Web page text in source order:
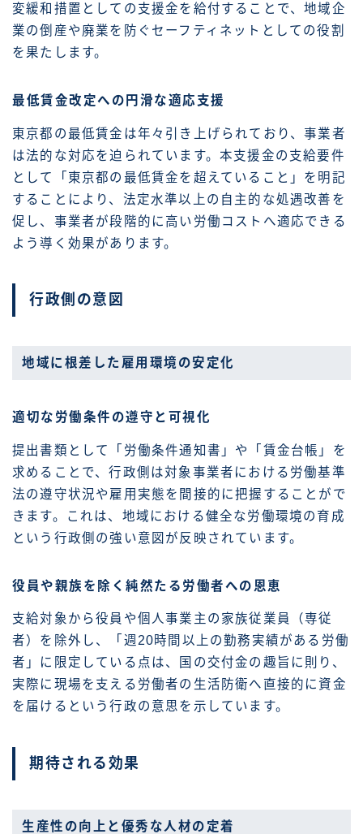
変緩和措置としての支援金を給付することで、地域企
業の倒産や廃業を防ぐセーフティネットとしての役割
を果たします。
最低賃金改定への円滑な適応支援
東京都の最低賃金は年々引き上げられており、事業者
は法的な対応を迫られています。本支援金の支給要件
として「東京都の最低賃金を超えていること」を明記
することにより、法定水準以上の自主的な処遇改善を
促し、事業者が段階的に高い労働コストへ適応できる
よう導く効果があります。
行政側の意図
地域に根差した雇用環境の安定化
適切な労働条件の遵守と可視化
提出書類として「労働条件通知書」や「賃金台帳」を
求めることで、行政側は対象事業者における労働基準
法の遵守状況や雇用実態を間接的に把握することがで
きます。これは、地域における健全な労働環境の育成
という行政側の強い意図が反映されています。
役員や親族を除く純然たる労働者への恩恵
支給対象から役員や個人事業主の家族従業員（専従
者）を除外し、「週20時間以上の勤務実績がある労働
者」に限定している点は、国の交付金の趣旨に則り、
実際に現場を支える労働者の生活防衛へ直接的に資金
を届けるという行政の意思を示しています。
期待される効果
生産性の向上と優秀な人材の定着